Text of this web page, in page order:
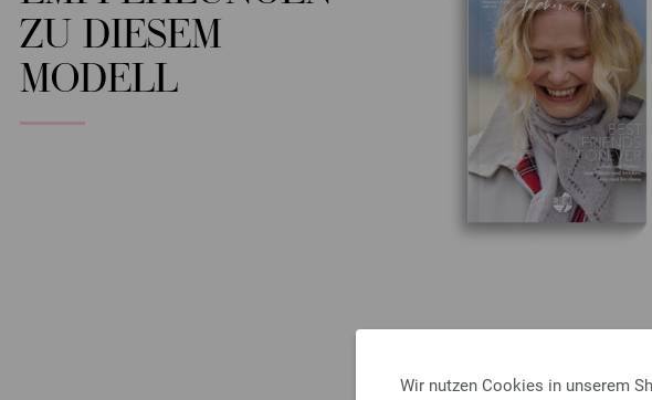
Wir nutzen Cookies in unserem
ZU DIESEM
MODELL